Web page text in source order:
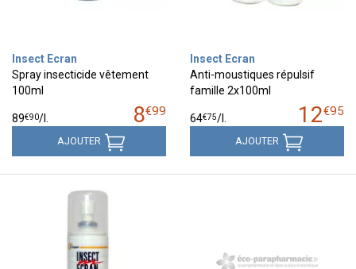
Insect Ecran
Spray insecticide vêtement
100ml
8€99
89€90/
AJOUTER
Insect Ecran
Anti-moustiques répulsif
famille 2x100ml
12€95
64€75/
AJOUTER